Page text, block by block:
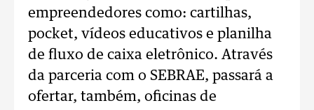
empreendedores como: cartilhas,
pocket, vídeos educativos e planilha
de fluxo de caixa eletrônico. Através
da parceria com o SEBRAE, passará a
ofertar, também, oficinas de